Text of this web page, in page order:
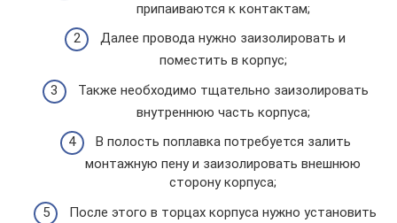
припаиваются к контактам;
Далее провода нужно заизолировать и
поместить в корпус;
Также необходимо тщательно заизолировать
внутреннюю часть корпуса;
В полость поплавка потребуется залить
монтажную пену и заизолировать внешнюю
сторону корпуса;
После этого в торцах корпуса нужно установить